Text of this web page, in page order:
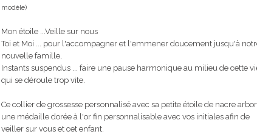
modèle)
Mon étoile ...Veille sur nous
Toi et Moi ... pour l'accompagner et l'emmener doucement jusqu'à
nouvelle famille,
Instants suspendus ... faire une pause harmonique au milieu de cette
qui se déroule trop vite.
Ce collier de grossesse personnalisé avec sa petite étoile de nacre
une médaille dorée à l'or fin personnalisable avec vos initiales afin de
veiller sur vous et cet enfant.